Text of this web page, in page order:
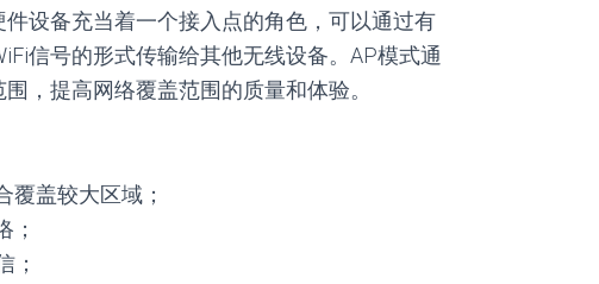
设备充当着一个接入点的角色，可以通过有
信号的形式传输给其他无线设备。AP模式通
，提高网络覆盖范围的质量和体验。
盖较大区域；
；
；